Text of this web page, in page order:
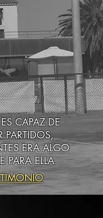
CAPAZ DE
PARTIDOS,
ERA ALGO
PARA ELLA